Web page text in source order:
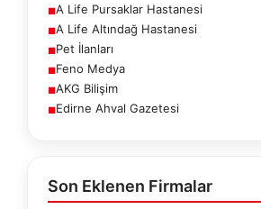
■A Life Pursaklar Hastanesi
■A Life Altındağ Hastanesi
■Pet İlanları
■Feno Medya
■AKG Bilişim
■Edirne Ahval Gazetesi
Son Eklenen Firmalar